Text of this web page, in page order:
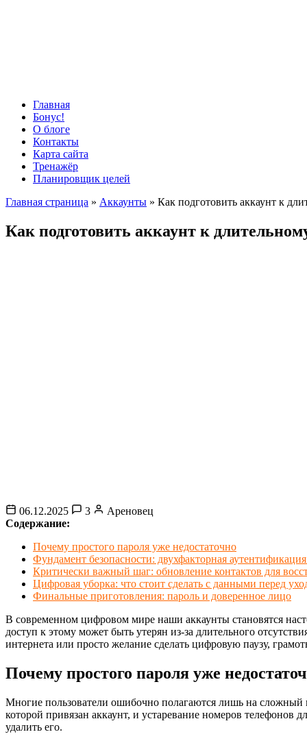
Главная
Бонус!
О блоге
Контакты
Карта сайта
Тренажёр
Планировщик целей
Главная страница » Аккаунты » Как подготовить аккаунт к
Как подготовить аккаунт к
06.12.2025 3
Ареновец
Содержание:
Почему простого пароля уже недостаточно
Фундамент безопасности: двухфакторная
Критически важный шаг: обновление контактов для
Цифровая уборка: что стоит сделать с данными перед
Финальные приготовления: пароль и доверенное лицо
В современном цифровом мире наши аккаунты становятся
доступ к этому может быть утерян из-за длительного
интернета или просто желание сделать цифровую паузу,
Почему простого пароля уже
Многие пользователи ошибочно полагаются лишь на
которой привязан аккаунт, и устаревание номеров телефонов
удалить его.